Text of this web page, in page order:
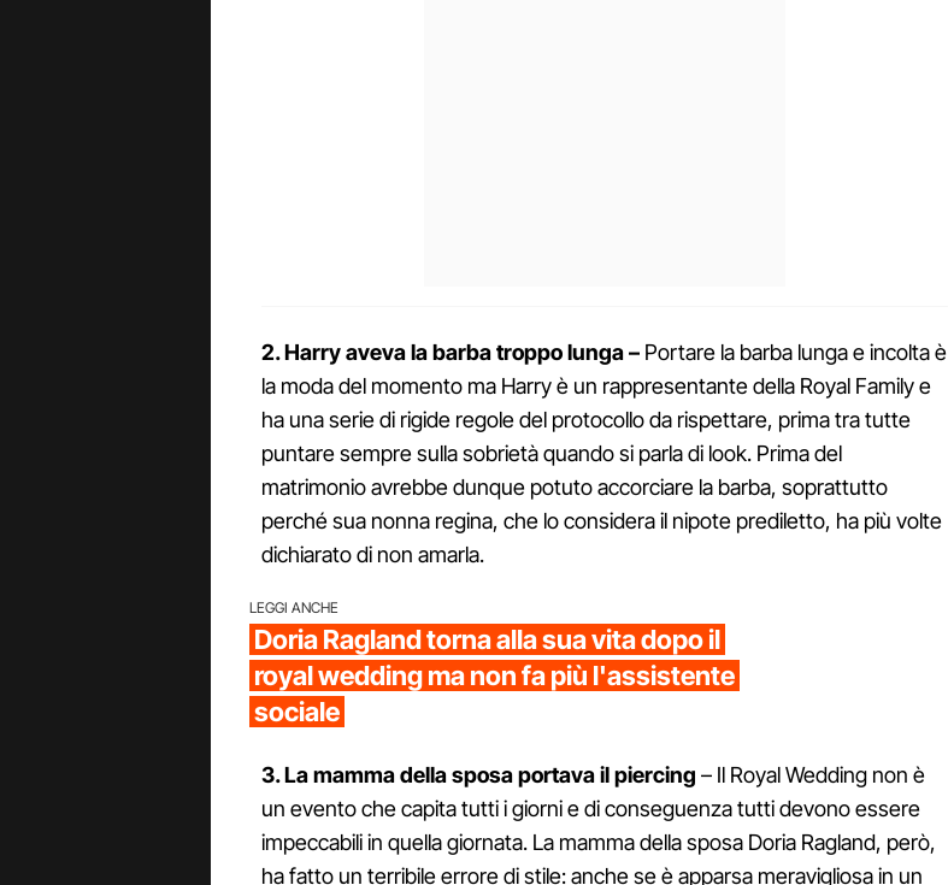
2. Harry aveva la barba troppo lunga – Portare la barba lunga e incolta è
la moda del momento ma Harry è un rappresentante della Royal Family e
ha una serie di rigide regole del protocollo da rispettare, prima tra tutte
puntare sempre sulla sobrietà quando si parla di look. Prima del
matrimonio avrebbe dunque potuto accorciare la barba, soprattutto
perché sua nonna regina, che lo considera il nipote prediletto, ha più volte
dichiarato di non amarla.
LEGGI ANCHE
Doria Ragland torna alla sua vita dopo il
royal wedding ma non fa più l'assistente
sociale
3. La mamma della sposa portava il piercing – Il Royal Wedding non è
un evento che capita tutti i giorni e di conseguenza tutti devono essere
impeccabili in quella giornata. La mamma della sposa Doria Ragland, però,
ha fatto un terribile errore di stile: anche se è apparsa meravigliosa in un